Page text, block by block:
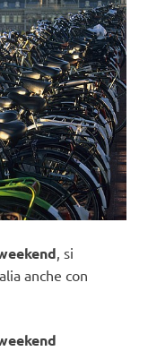
, si
anche con